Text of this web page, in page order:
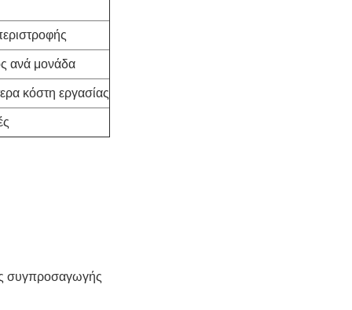
ανά μονάδα
κόστη εργασίας
συγπροσαγωγής